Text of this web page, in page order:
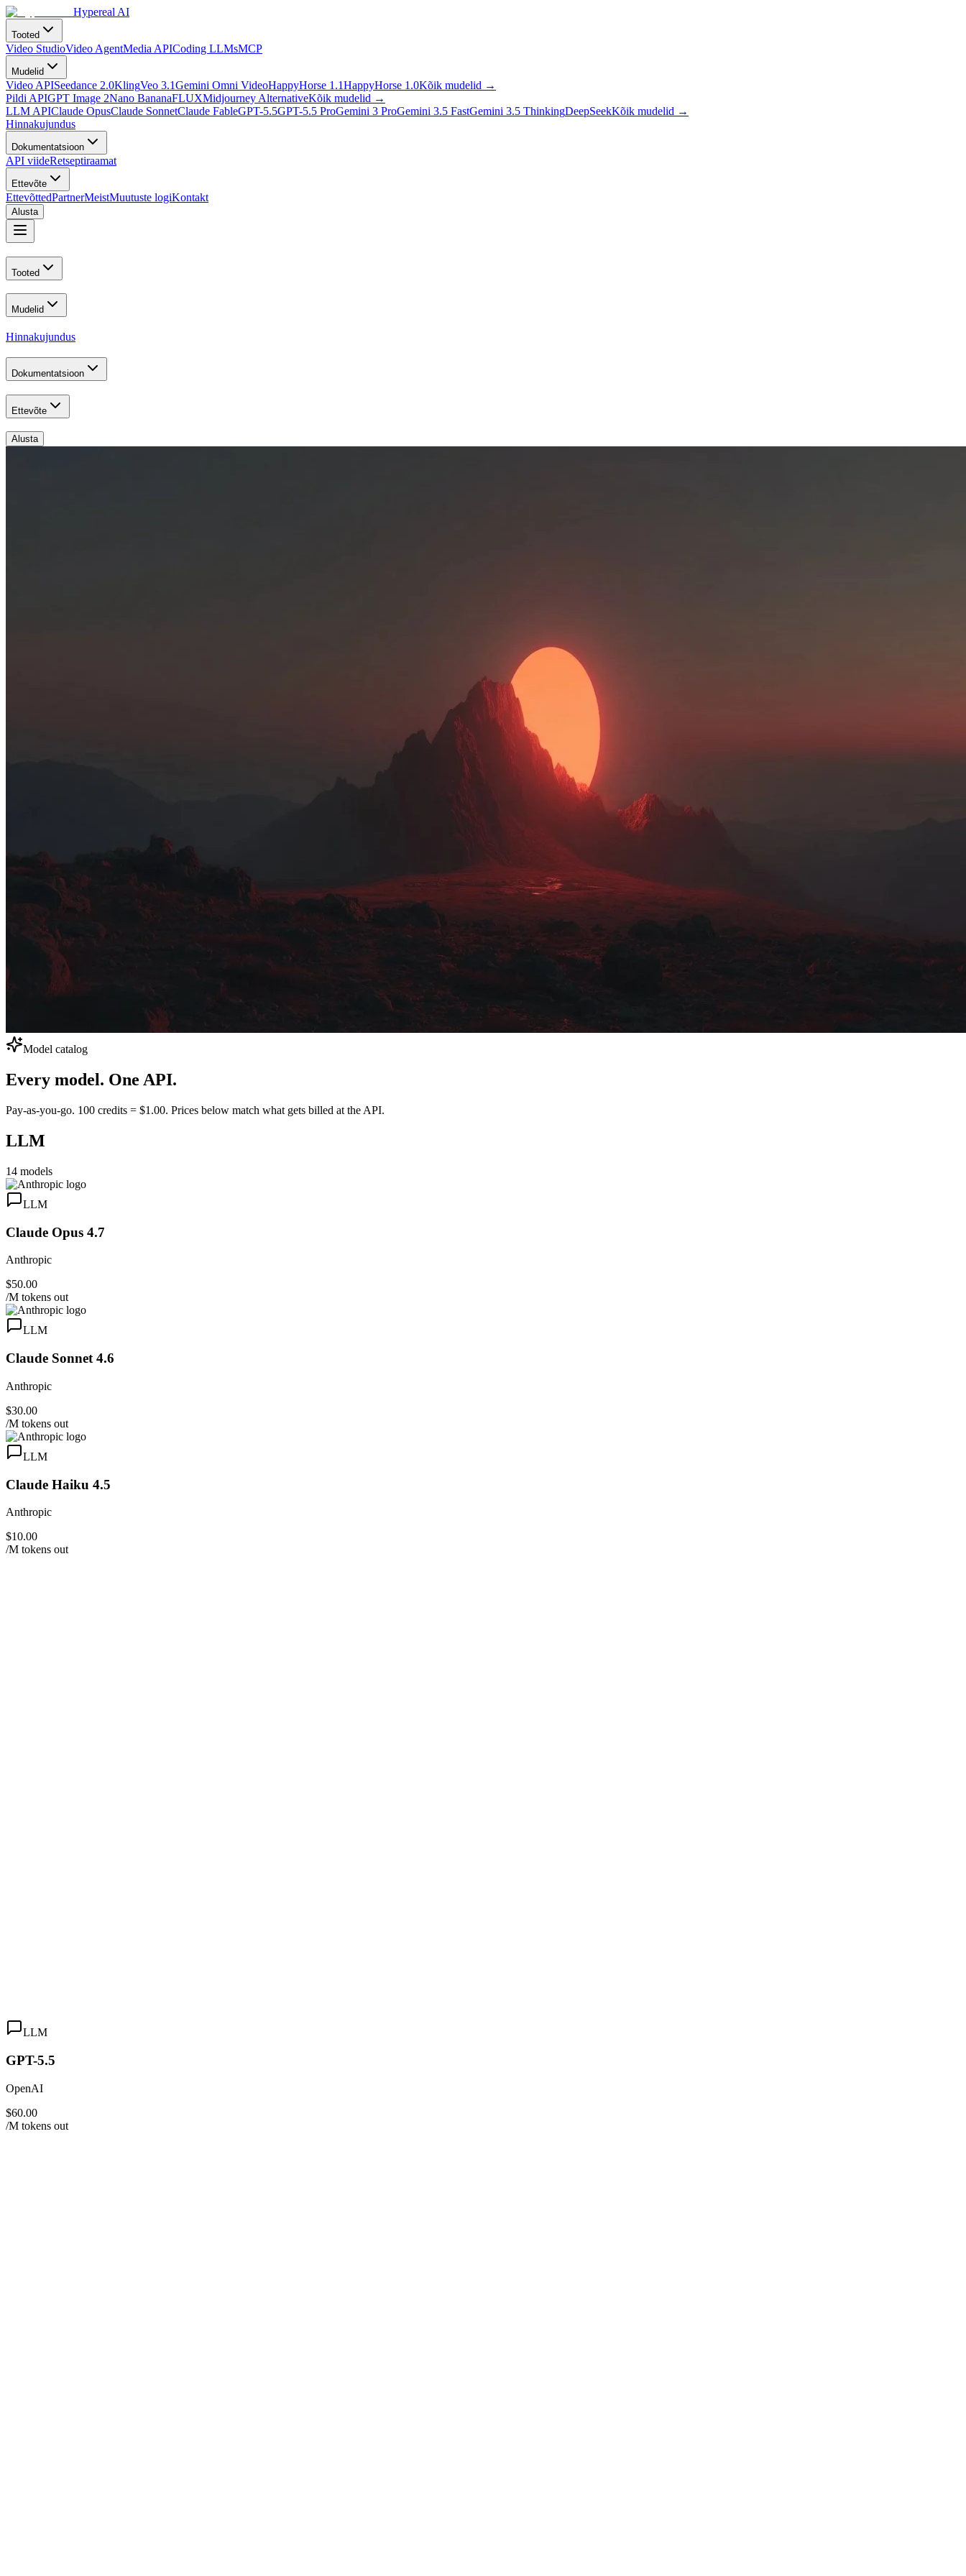
Hypereal AI
Tooted
Video StudioVideo AgentMedia APICoding LLMsMCP
Mudelid
Video APISeedance 2.0KlingVeo 3.1Gemini Omni VideoHappyHorse 1.1HappyHorse 1.0Kõik mudelid →
Pildi APIGPT Image 2Nano BananaFLUXMidjourney AlternativeKõik mudelid →
LLM APIClaude OpusClaude SonnetClaude FableGPT-5.5GPT-5.5 ProGemini 3 ProGemini 3.5 FastGemini 3.5 ThinkingDeepSeekKõik mudelid →
Hinnakujundus
Dokumentatsioon
API viideRetseptiraamat
Ettevõte
EttevõttedPartnerMeistMuutuste logiKontakt
Alusta
Tooted
Mudelid
Hinnakujundus
Dokumentatsioon
Ettevõte
Alusta
Model catalog
Every model. One API.
Pay-as-you-go. 100 credits = $1.00. Prices below match what gets billed at the API.
LLM
14 models
LLM
Claude Opus 4.7
Anthropic
$50.00
/M tokens out
LLM
Claude Sonnet 4.6
Anthropic
$30.00
/M tokens out
LLM
Claude Haiku 4.5
Anthropic
$10.00
/M tokens out
LLM
GPT-5.5
OpenAI
$60.00
/M tokens out